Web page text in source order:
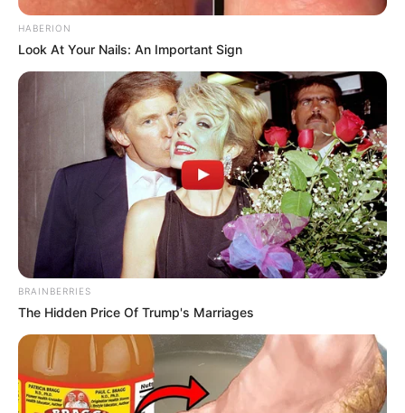
HABERION
Look At Your Nails: An Important Sign
BRAINBERRIES
The Hidden Price Of Trump's Marriages